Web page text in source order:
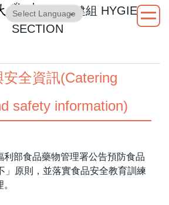
衛生保健組 HYGIENE
SECTION
Translate
全資訊(Catering
safety information)
利部食品藥物管理署公告預防食品
」原則，並落實食品安全教育訓練